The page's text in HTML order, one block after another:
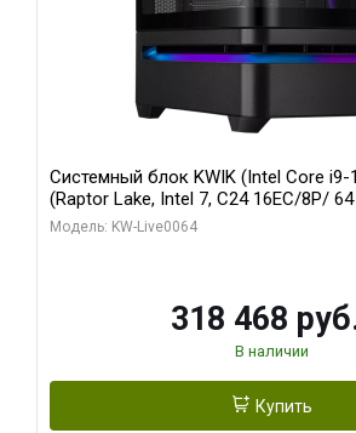
Системный блок KWIK (Intel Core i9-
(Raptor Lake, Intel 7, C24 16EC/8P/
модуля)/ ASUS RTX5080 PROART OC
Модель: KW-Live0064
318 468
В наличии
Купить